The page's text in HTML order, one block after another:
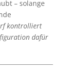
– solange
kontrolliert
dafür